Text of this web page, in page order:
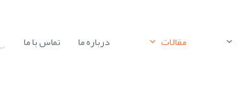
مقالات درباره ما تماس با ما